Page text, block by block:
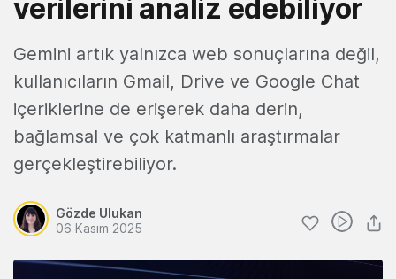
verilerini analiz edebiliyor
Gemini artık yalnızca web sonuçlarına değil,
kullanıcıların Gmail, Drive ve Google Chat
içeriklerine de erişerek daha derin,
bağlamsal ve çok katmanlı araştırmalar
gerçekleştirebiliyor.
Gözde Ulukan
06 Kasım 2025